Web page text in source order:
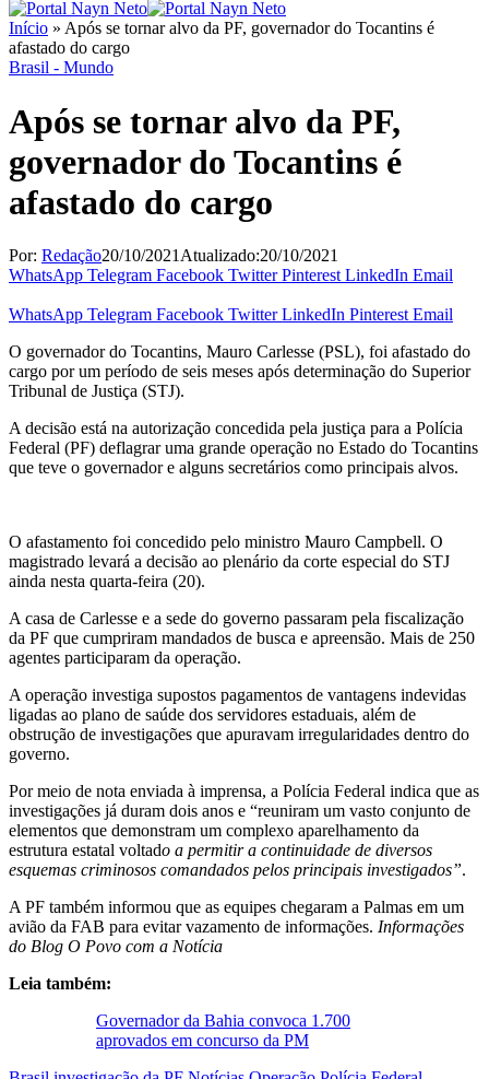
Início » Após se tornar alvo da PF, governador do Tocantins é
afastado do cargo
Brasil - Mundo
Após se tornar alvo da PF,
governador do Tocantins é
afastado do cargo
Por: Redação20/10/2021 Atualizado:20/10/2021
WhatsApp Telegram Facebook Twitter Pinterest LinkedIn Email
WhatsApp Telegram Facebook Twitter LinkedIn Pinterest Email
O governador do Tocantins, Mauro Carlesse (PSL), foi afastado do
cargo por um período de seis meses após determinação do Superior
Tribunal de Justiça (STJ).
A decisão está na autorização concedida pela justiça para a Polícia
Federal (PF) deflagrar uma grande operação no Estado do Tocantins
que teve o governador e alguns secretários como principais alvos.
O afastamento foi concedido pelo ministro Mauro Campbell. O
magistrado levará a decisão ao plenário da corte especial do STJ
ainda nesta quarta-feira (20).
A casa de Carlesse e a sede do governo passaram pela fiscalização
da PF que cumpriram mandados de busca e apreensão. Mais de 250
agentes participaram da operação.
A operação investiga supostos pagamentos de vantagens indevidas
ligadas ao plano de saúde dos servidores estaduais, além de
obstrução de investigações que apuravam irregularidades dentro do
governo.
Por meio de nota enviada à imprensa, a Polícia Federal indica que as
investigações já duram dois anos e “reuniram um vasto conjunto de
elementos que demonstram um complexo aparelhamento da
estrutura estatal voltado a permitir a continuidade de diversos
esquemas criminosos comandados pelos principais investigados”.
A PF também informou que as equipes chegaram a Palmas em um
avião da FAB para evitar vazamento de informações. Informações
do Blog O Povo com a Notícia
Leia também:
Governador da Bahia convoca 1.700
aprovados em concurso da PM